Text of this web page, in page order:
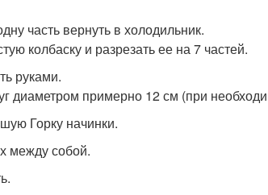
часть вернуть в холодильник.
колбаску и разрезать ее на 7 частей.
руками.
диаметром примерно 12 см (при
Горку начинки.
между собой.